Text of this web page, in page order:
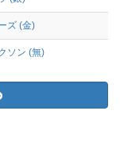
ズ (金)
ソン (無)